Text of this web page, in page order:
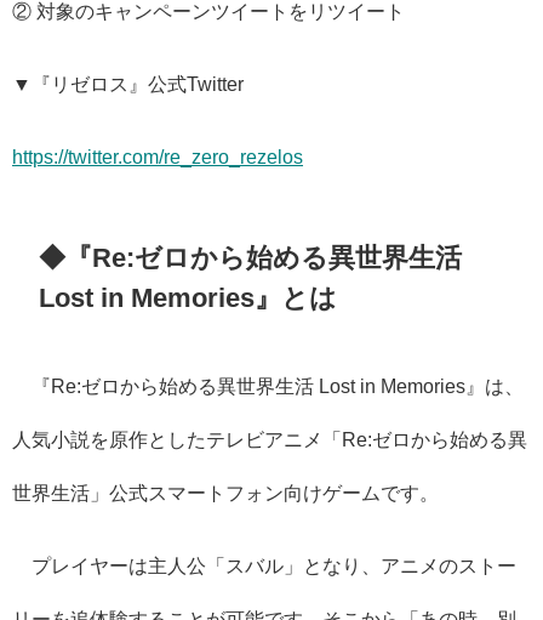
② 対象のキャンペーンツイートをリツイート
▼『リゼロス』公式Twitter
https://twitter.com/re_zero_rezelos
◆『Re:ゼロから始める異世界生活
Lost in Memories』とは
『Re:ゼロから始める異世界生活 Lost in Memories』は、
人気小説を原作としたテレビアニメ「Re:ゼロから始める異
世界生活」公式スマートフォン向けゲームです。
プレイヤーは主人公「スバル」となり、アニメのストー